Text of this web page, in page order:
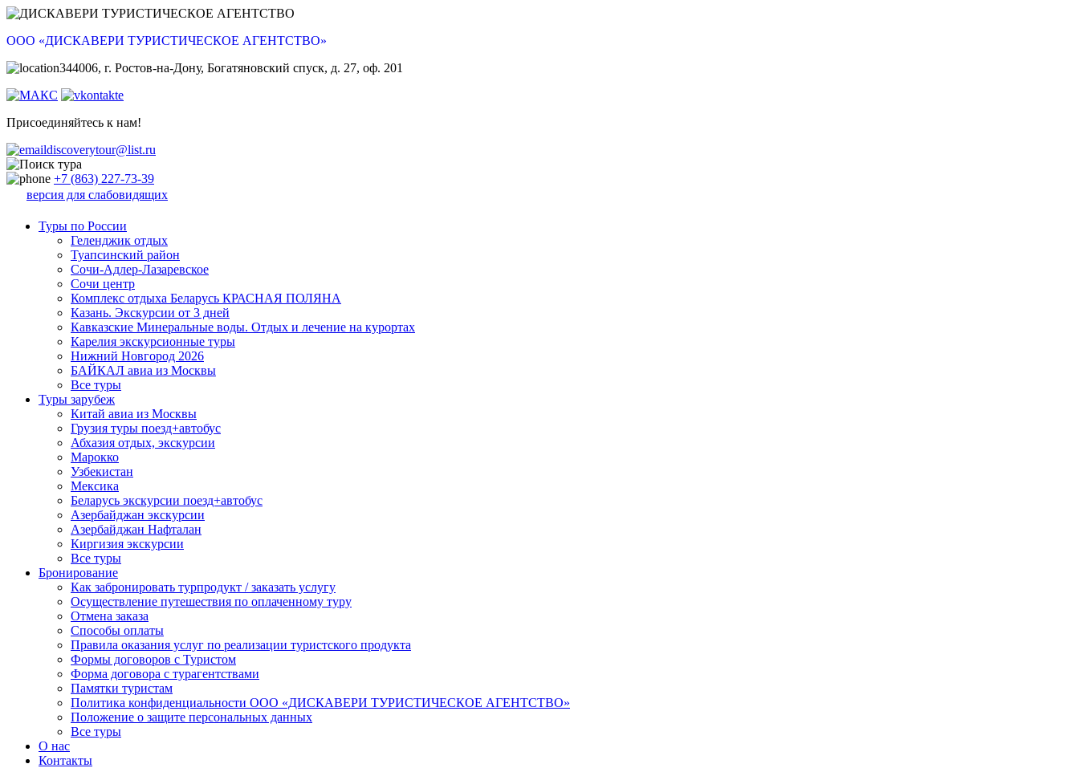
ООО «ДИСКАВЕРИ ТУРИСТИЧЕСКОЕ АГЕНТСТВО»
344006, г. Ростов-на-Дону, Богатяновский спуск, д. 27, оф. 201
Присоединяйтесь к нам!
discoverytour@list.ru
+7 (863) 227-73-39
версия для слабовидящих
Туры по России
Геленджик отдых
Туапсинский район
Сочи-Адлер-Лазаревское
Сочи центр
Комплекс отдыха Беларусь КРАСНАЯ ПОЛЯНА
Казань. Экскурсии от 3 дней
Кавказские Минеральные воды. Отдых и лечение на курортах
Карелия экскурсионные туры
Нижний Новгород 2026
БАЙКАЛ авиа из Москвы
Все туры
Туры зарубеж
Китай авиа из Москвы
Грузия туры поезд+автобус
Абхазия отдых, экскурсии
Марокко
Узбекистан
Мексика
Беларусь экскурсии поезд+автобус
Азербайджан экскурсии
Азербайджан Нафталан
Киргизия экскурсии
Все туры
Бронирование
Как забронировать турпродукт / заказать услугу
Осуществление путешествия по оплаченному туру
Отмена заказа
Способы оплаты
Правила оказания услуг по реализации туристского продукта
Формы договоров с Туристом
Форма договора с турагентствами
Памятки туристам
Политика конфиденциальности ООО «ДИСКАВЕРИ ТУРИСТИЧЕСКОЕ АГЕНТСТВО»
Положение о защите персональных данных
Все туры
О нас
Контакты